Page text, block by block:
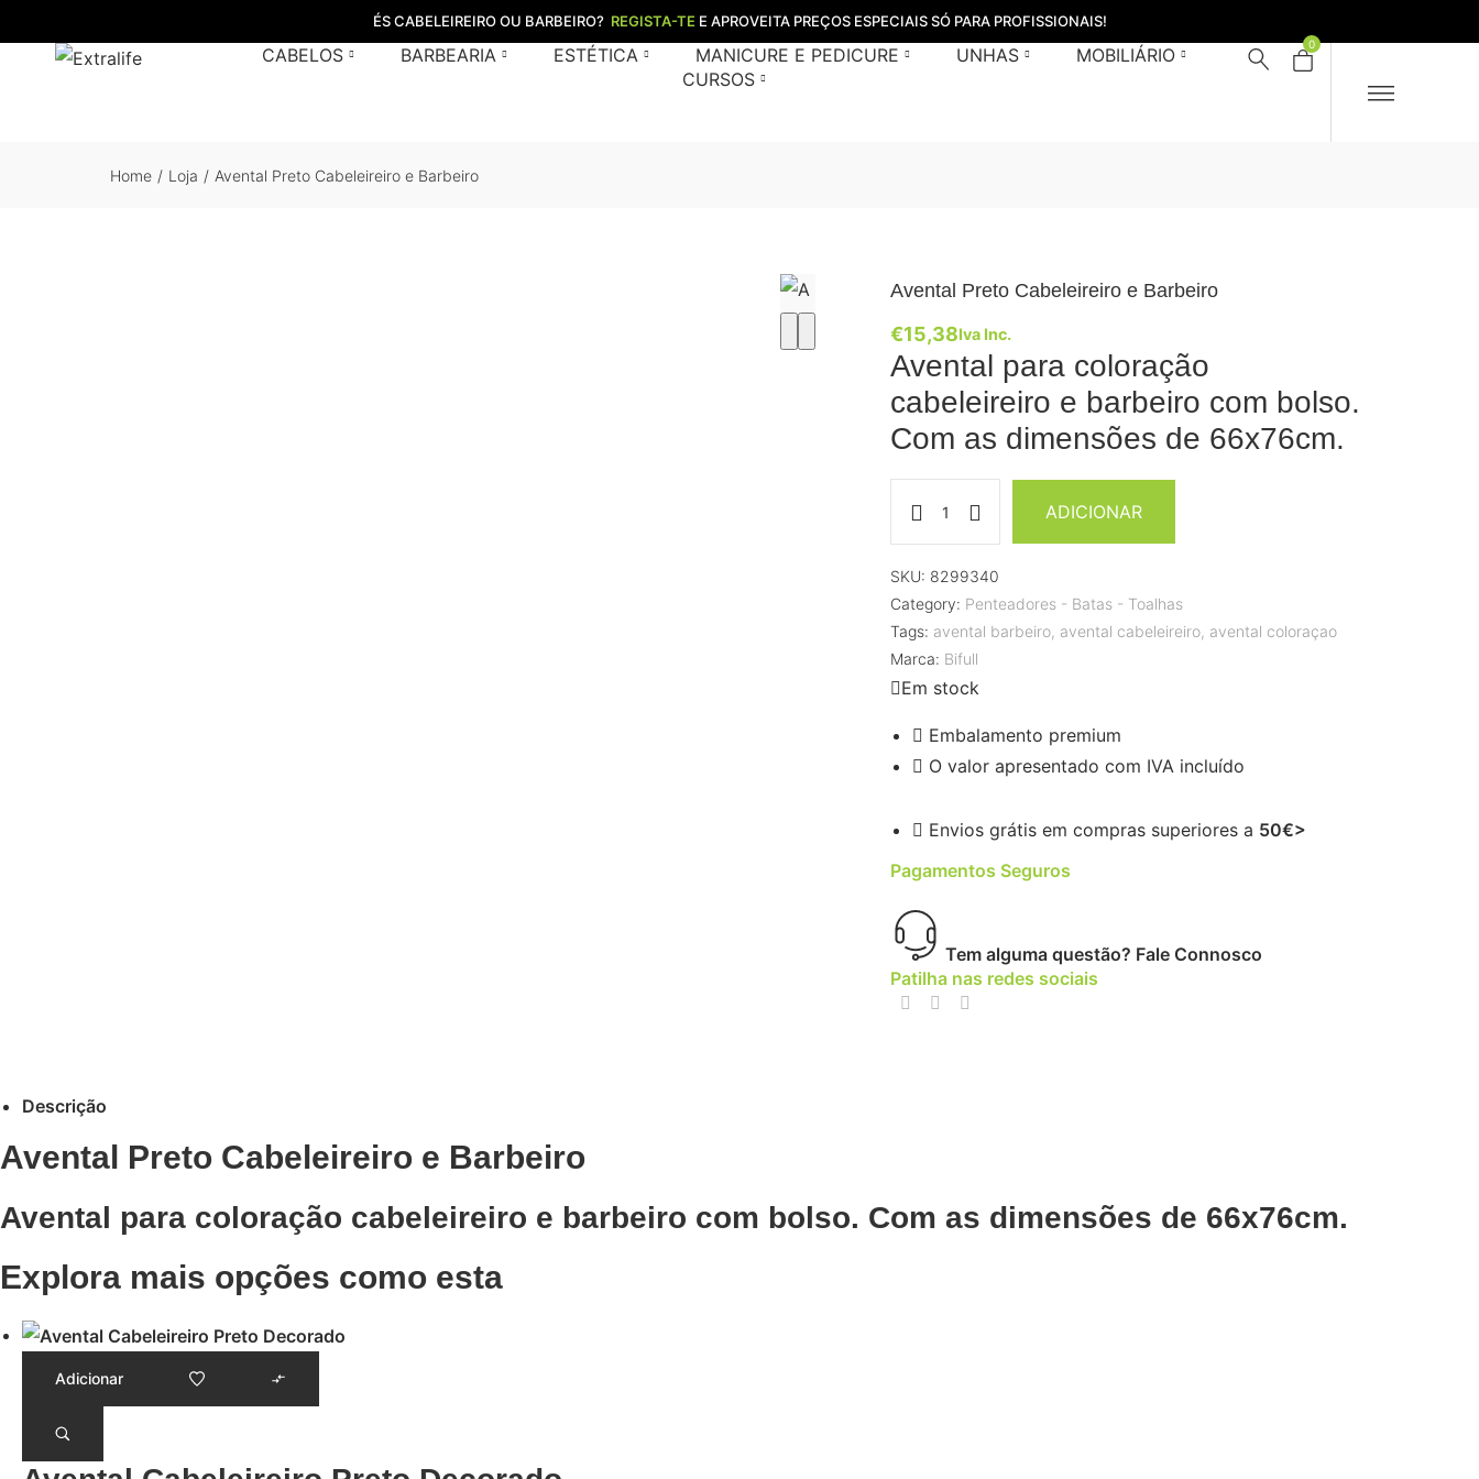
ÉS CABELEIREIRO OU BARBEIRO? REGISTA-TE E APROVEITA PREÇOS ESPECIAIS SÓ PARA PROFISSIONAIS!
CABELOS BARBEARIA ESTÉTICA MANICURE E PEDICURE UNHAS
MOBILIÁRIO
CURSOS
0
Home / Loja / Avental Preto Cabeleireiro e Barbeiro
Avental Preto Cabeleireiro e Barbeiro
€15,38Iva Inc.
Avental para coloração
cabeleireiro e barbeiro com bolso.
Com as dimensões de 66x76cm.
ADICIONAR
SKU: 8299340
Category: Penteadores - Batas - Toalhas
Tags: avental barbeiro, avental cabeleireiro, avental coloraçao
Marca: Bifull
Em stock
Embalamento premium
O valor apresentado com IVA incluído
Envios grátis em compras superiores a 50€>
Pagamentos Seguros
Tem alguma questão? Fale Connosco
Patilha nas redes sociais
Descrição
Avental Preto Cabeleireiro e Barbeiro
Avental para coloração cabeleireiro e barbeiro com bolso. Com as dimensões de 66x76cm.
Explora mais opções como esta
Adicionar